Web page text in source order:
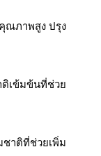
ณภาพสูง ปรุง
เข้มข้นที่ช่วย
าติที่ช่วยเพิ่ม